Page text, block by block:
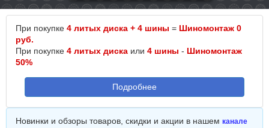
При покупке 4 литых диска + 4 шины = Шиномонтаж 0
руб.
При покупке 4 литых диска или 4 шины - Шиномонтаж
50%
Подробнее
Новинки и обзоры товаров, скидки и акции в нашем канале